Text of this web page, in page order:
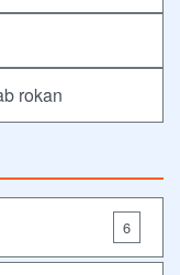
rokan
6